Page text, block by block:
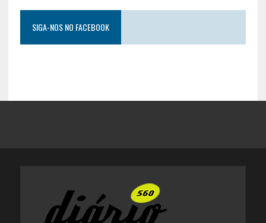
SIGA-NOS NO FACEBOOK